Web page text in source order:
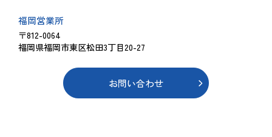
福岡営業所
〒812-0064
福岡県福岡市東区松田3丁目20-27
お問い合わせ